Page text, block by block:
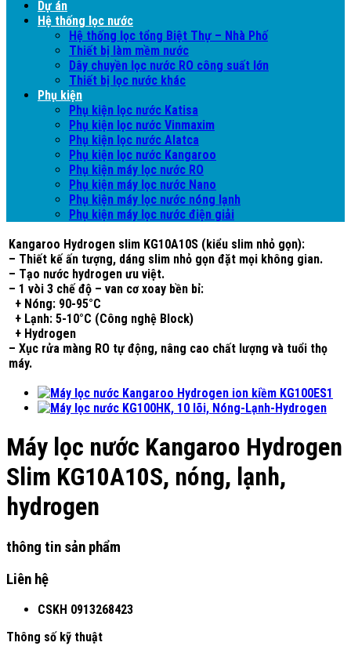
Dự án
Hệ thống lọc nước
Hệ thống lọc tổng Biệt Thự – Nhà Phố
Thiết bị làm mềm nước
Dây chuyền lọc nước RO công suất lớn
Thiết bị lọc nước khác
Phụ kiện
Phụ kiện lọc nước Katisa
Phụ kiện lọc nước Vinmaxim
Phụ kiện lọc nước Alatca
Phụ kiện lọc nước Kangaroo
Phụ kiện máy lọc nước RO
Phụ kiện máy lọc nước Nano
Phụ kiện máy lọc nước nóng lạnh
Phụ kiện máy lọc nước điện giải
Kangaroo Hydrogen slim KG10A10S (kiểu slim nhỏ gọn):
– Thiết kế ấn tượng, dáng slim nhỏ gọn đặt mọi không gian.
– Tạo nước hydrogen ưu việt.
– 1 vòi 3 chế độ – van cơ xoay bền bỉ:
+ Nóng: 90-95°C
+ Lạnh: 5-10°C (Công nghệ Block)
+ Hydrogen
– Xục rửa màng RO tự động, nâng cao chất lượng và tuổi thọ
máy.
Máy lọc nước Kangaroo Hydrogen
Slim KG10A10S, nóng, lạnh,
hydrogen
thông tin sản phẩm
Liên hệ
CSKH 0913268423
Thông số kỹ thuật